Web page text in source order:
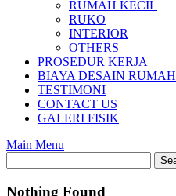
RUMAH KECIL
RUKO
INTERIOR
OTHERS
PROSEDUR KERJA
BIAYA DESAIN RUMAH
TESTIMONI
CONTACT US
GALERI FISIK
Main Menu
Nothing Found